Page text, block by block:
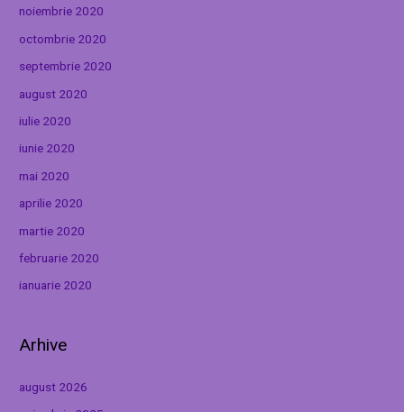
noiembrie 2020
octombrie 2020
septembrie 2020
august 2020
iulie 2020
iunie 2020
mai 2020
aprilie 2020
martie 2020
februarie 2020
ianuarie 2020
Arhive
august 2026